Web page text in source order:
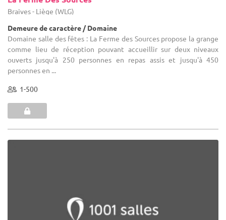
Braives - Liège (WLG)
Demeure de caractère / Domaine
Domaine salle des fêtes : La Ferme des Sources propose la grange
comme lieu de réception pouvant accueillir sur deux niveaux
ouverts jusqu'à 250 personnes en repas assis et jusqu'à 450
personnes en ...
1-500